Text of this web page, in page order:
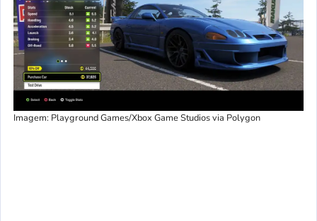
Imagem: Playground Games/Xbox Game Studios via Polygon